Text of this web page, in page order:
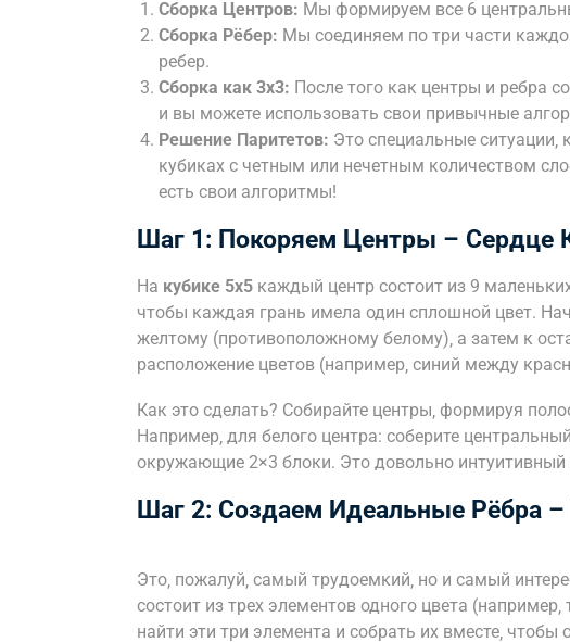
Сборка Центров: Мы формируем все 6
Сборка Рёбер: Мы соединяем по три части
ребер.
Сборка как 3х3: После того как центры и ребра
и вы можете использовать свои привычные
Решение Паритетов: Это специальные ситуации‚
кубиках с четным или нечетным количеством
есть свои алгоритмы!
Шаг 1: Покоряем Центры – Сердце
На кубике 5х5 каждый центр состоит из 9
чтобы каждая грань имела один сплошной цвет.
желтому (противоположному белому)‚ а затем к
расположение цветов (например‚ синий между
Как это сделать? Собирайте центры‚ формируя
Например‚ для белого центра: соберите
окружающие 2×3 блоки. Это довольно интуитивный
Шаг 2: Создаем Идеальные Рёбра
Это‚ пожалуй‚ самый трудоемкий‚ но и самый
состоит из трех элементов одного цвета
найти эти три элемента и собрать их вместе‚